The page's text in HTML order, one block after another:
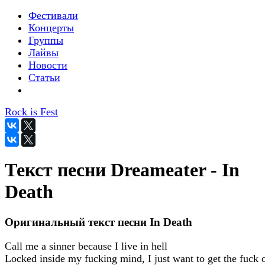
Фестивали
Концерты
Группы
Лайвы
Новости
Статьи
Rock is Fest
Текст песни Dreameater - In
Death
Оригинальный текст песни In Death
Call me a sinner because I live in hell
Locked inside my fucking mind, I just want to get the fuck